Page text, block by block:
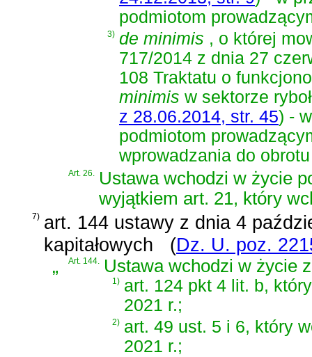
podmiotom
3) de minimis , o której
717/2014 z dnia 27
108 Traktatu o
minimis w sektorze
z 28.06.2014, str. 45) -
podmiotom
wprowadzania do
Art. 26. Ustawa wchodzi w życie
wyjątkiem art. 21, który
7) art. 144 ustawy z dnia 4
kapitałowych
(Dz. U. poz.
„ Art. 144. Ustawa wchodzi w życie
1) art. 124 pkt 4 lit. b,
2021 r.;
2) art. 49 ust. 5 i 6, który
2021 r.;